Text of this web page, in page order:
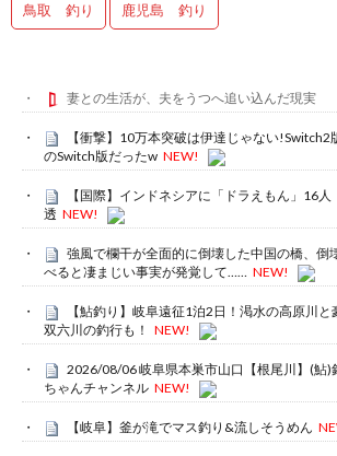
鳥取 釣り 鹿児島 釣り
妻との生活が、夫をうつへ追い込んだ現実
【衝撃】10万本突破は伊達じゃない
のSwitch版だったw NEW!
【国際】インドネシアに「ドラえもん」16
透 NEW!
強風で欄干が全面的に倒壊した中国の橋、倒
べると凄まじい事実が発覚して…… NEW!
【鮎釣り】岐阜遠征1泊2日！渇水の高原川
双六川の釣行も！
NEW!
2026/08/06 岐阜県本巣市山口【根尾川】(鮎)
ちゃんチャンネル NEW!
【岐阜】釜が滝でマス釣り&流しそうめん